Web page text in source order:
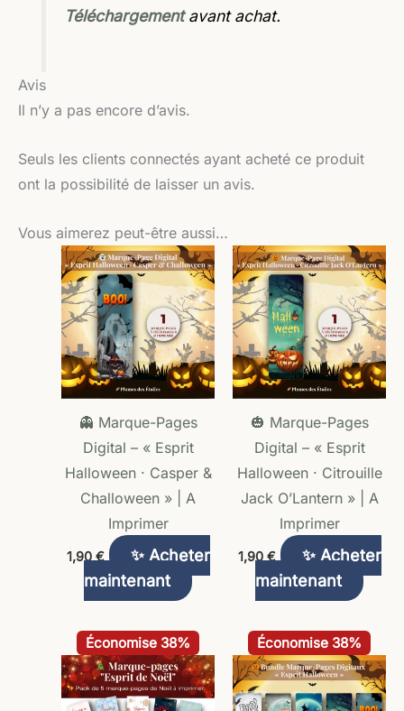
Téléchargementavant achat.
Avis
Il n’y a pas encore d’avis.
Seuls les clients connectés ayant acheté ce produit
ont la possibilité de laisser un avis.
Vous aimerez peut-être aussi…
👻 Marque-Pages
Digital – « Esprit
Halloween · Casper &
Challoween » | A
Imprimer
1,90 €
✨ Acheter
maintenant
🎃 Marque-Pages
Digital – « Esprit
Halloween · Citrouille
Jack O’Lantern » | A
Imprimer
1,90 €
✨ Acheter
maintenant
Économise 38%
Le
prix
initial
était :
9,50 €.
Le
prix
actuel
est :
5,90 €.
Économise 38%
Le
prix
initial
était :
9,50 €.
Le
prix
actuel
est :
5,90 €.